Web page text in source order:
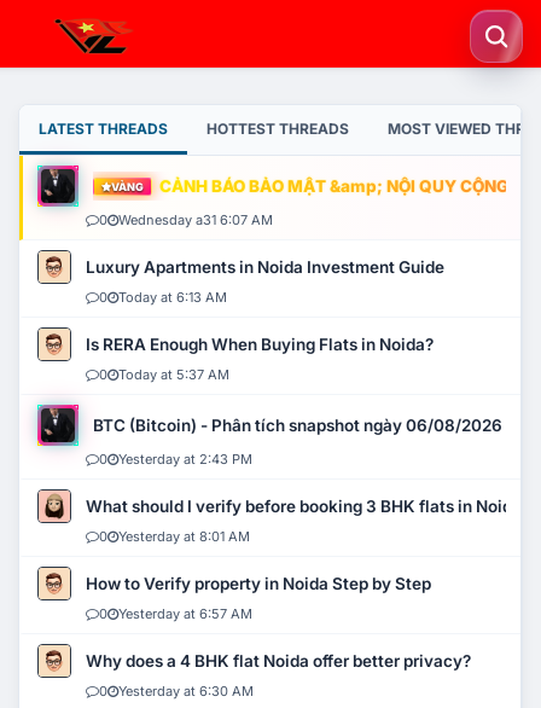
LATEST THREADS HOTTEST THREADS MOST VIEWED
VÀNG CẢNH BÁO BẢO MẬT &amp; NỘI QUY CỘNG
0 Wednesday a31 6:07 AM
Luxury Apartments in Noida Investment Guide
0 Today at 6:13 AM
Is RERA Enough When Buying Flats in Noida?
0 Today at 5:37 AM
BTC (Bitcoin) - Phân tích snapshot ngày 06/08/2026
0 Yesterday at 2:43 PM
What should I verify before booking 3 BHK flats in Noida?
0 Yesterday at 8:01 AM
How to Verify property in Noida Step by Step
0 Yesterday at 6:57 AM
Why does a 4 BHK flat Noida offer better privacy?
0 Yesterday at 6:30 AM